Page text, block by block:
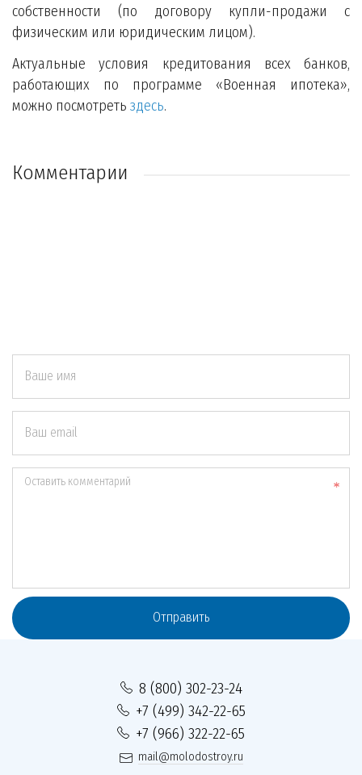
собственности (по договору купли-продажи с
физическим или юридическим лицом).
Актуальные условия кредитования всех банков,
работающих по программе «Военная ипотека»,
можно посмотреть здесь.
Комментарии
Ваше имя
Ваш email
Оставить комментарий
Отправить
8 (800) 302-23-24
+7 (499) 342-22-65
+7 (966) 322-22-65
mail@molodostroy.ru